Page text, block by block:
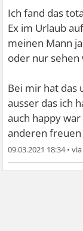
Ich fand das
Ex im Urlaub
meinen Mann
oder nur sehen
Bei mir hat das
ausser das ich
auch happy war
anderen freuen
09.03.2021 18:34•